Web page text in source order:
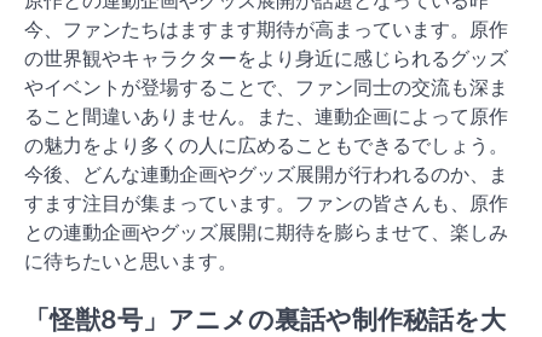
今、ファンたちはますます期待が高まっています。原作
の世界観やキャラクターをより身近に感じられるグッズ
やイベントが登場することで、ファン同士の交流も深ま
ること間違いありません。また、連動企画によって原作
の魅力をより多くの人に広めることもできるでしょう。
今後、どんな連動企画やグッズ展開が行われるのか、ま
すます注目が集まっています。ファンの皆さんも、原作
との連動企画やグッズ展開に期待を膨らませて、楽しみ
に待ちたいと思います。
「怪獣8号」アニメの裏話や制作秘話を大